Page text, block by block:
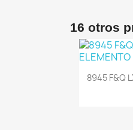
16 otros

8945 F&Q